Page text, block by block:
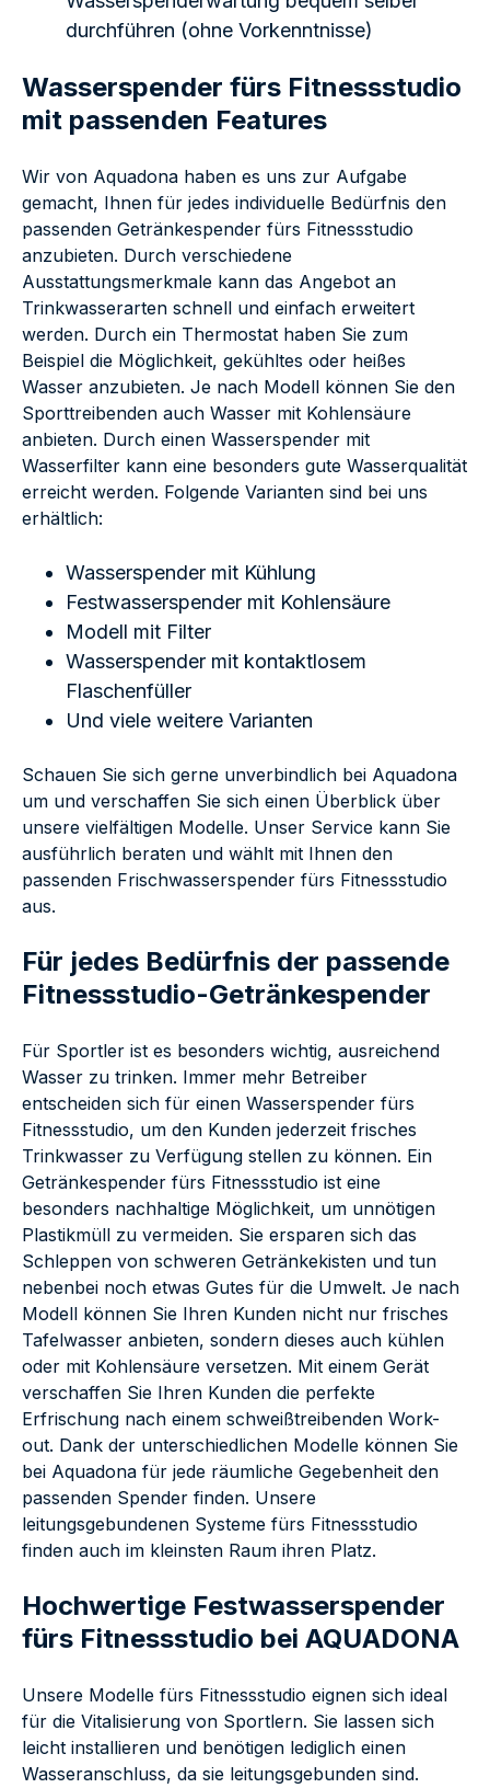
durchführen (ohne Vorkenntnisse)
Wasserspender fürs Fitnessstudio
mit passenden Features
Wir von Aquadona haben es uns zur Aufgabe
gemacht, Ihnen für jedes individuelle Bedürfnis den
passenden Getränkespender fürs Fitnessstudio
anzubieten. Durch verschiedene
Ausstattungsmerkmale kann das Angebot an
Trinkwasserarten schnell und einfach erweitert
werden. Durch ein Thermostat haben Sie zum
Beispiel die Möglichkeit, gekühltes oder heißes
Wasser anzubieten. Je nach Modell können Sie den
Sporttreibenden auch Wasser mit Kohlensäure
anbieten. Durch einen Wasserspender mit
Wasserfilter kann eine besonders gute Wasserqualität
erreicht werden. Folgende Varianten sind bei uns
erhältlich:
Wasserspender mit Kühlung
Festwasserspender mit Kohlensäure
Modell mit Filter
Wasserspender mit kontaktlosem
Flaschenfüller
Und viele weitere Varianten
Schauen Sie sich gerne unverbindlich bei Aquadona
um und verschaffen Sie sich einen Überblick über
unsere vielfältigen Modelle. Unser Service kann Sie
ausführlich beraten und wählt mit Ihnen den
passenden Frischwasserspender fürs Fitnessstudio
aus.
Für jedes Bedürfnis der passende
Fitnessstudio-Getränkespender
Für Sportler ist es besonders wichtig, ausreichend
Wasser zu trinken. Immer mehr Betreiber
entscheiden sich für einen Wasserspender fürs
Fitnessstudio, um den Kunden jederzeit frisches
Trinkwasser zu Verfügung stellen zu können. Ein
Getränkespender fürs Fitnessstudio ist eine
besonders nachhaltige Möglichkeit, um unnötigen
Plastikmüll zu vermeiden. Sie ersparen sich das
Schleppen von schweren Getränkekisten und tun
nebenbei noch etwas Gutes für die Umwelt. Je nach
Modell können Sie Ihren Kunden nicht nur frisches
Tafelwasser anbieten, sondern dieses auch kühlen
oder mit Kohlensäure versetzen. Mit einem Gerät
verschaffen Sie Ihren Kunden die perfekte
Erfrischung nach einem schweißtreibenden Work-
out. Dank der unterschiedlichen Modelle können Sie
bei Aquadona für jede räumliche Gegebenheit den
passenden Spender finden. Unsere
leitungsgebundenen Systeme fürs Fitnessstudio
finden auch im kleinsten Raum ihren Platz.
Hochwertige Festwasserspender
fürs Fitnessstudio bei AQUADONA
Unsere Modelle fürs Fitnessstudio eignen sich ideal
für die Vitalisierung von Sportlern. Sie lassen sich
leicht installieren und benötigen lediglich einen
Wasseranschluss, da sie leitungsgebunden sind.